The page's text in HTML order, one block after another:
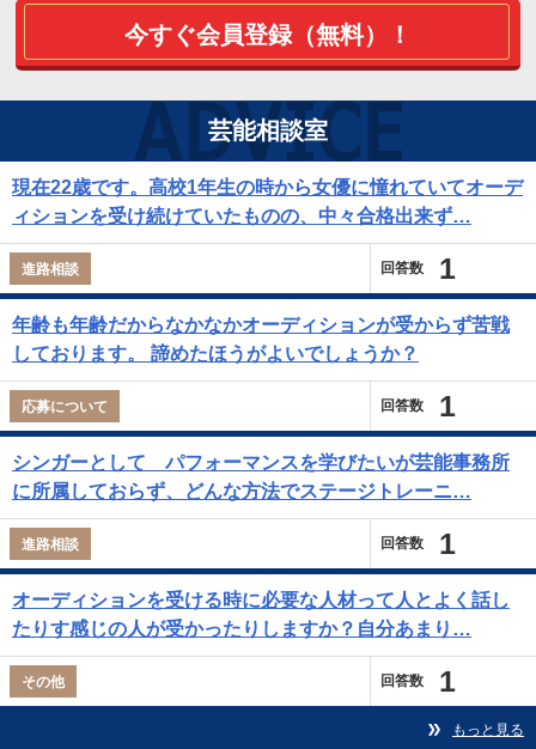
今すぐ会員登録（無料）！
芸能相談室
現在22歳です。高校1年生の時から女優に憧れていてオーデ
ィションを受け続けていたものの、中々合格出来ず…
進路相談 回答数 1
年齢も年齢だからなかなかオーディションが受からず苦戦
しております。 諦めたほうがよいでしょうか？
応募について 回答数 1
シンガーとして パフォーマンスを学びたいが芸能事務所
に所属しておらず、どんな方法でステージトレーニ…
進路相談 回答数 1
オーディションを受ける時に必要な人材って人とよく話し
たりす感じの人が受かったりしますか？自分あまり…
その他 回答数 1
もっと見る